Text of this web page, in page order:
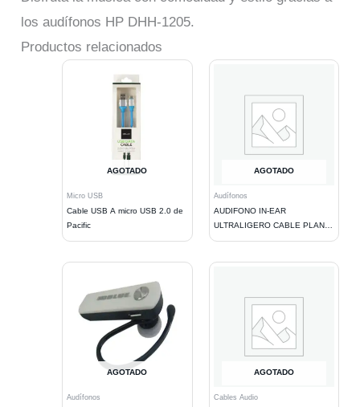
los audífonos HP DHH-1205.
Productos relacionados
AGOTADO
Micro USB
Cable USB A micro USB 2.0 de
Pacific
AGOTADO
Audífonos
AUDIFONO IN-EAR
ULTRALIGERO CABLE PLANO
CON MANOS LIBRES. BLACK
AGOTADO
Audífonos
AGOTADO
Cables Audio